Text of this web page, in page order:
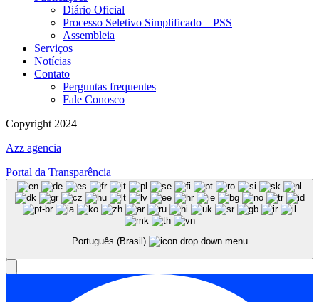
Diário Oficial
Processo Seletivo Simplificado – PSS
Assembleia
Serviços
Notícias
Contato
Perguntas frequentes
Fale Conosco
Copyright 2024
Azz agencia
Portal da Transparência
Português (Brasil)